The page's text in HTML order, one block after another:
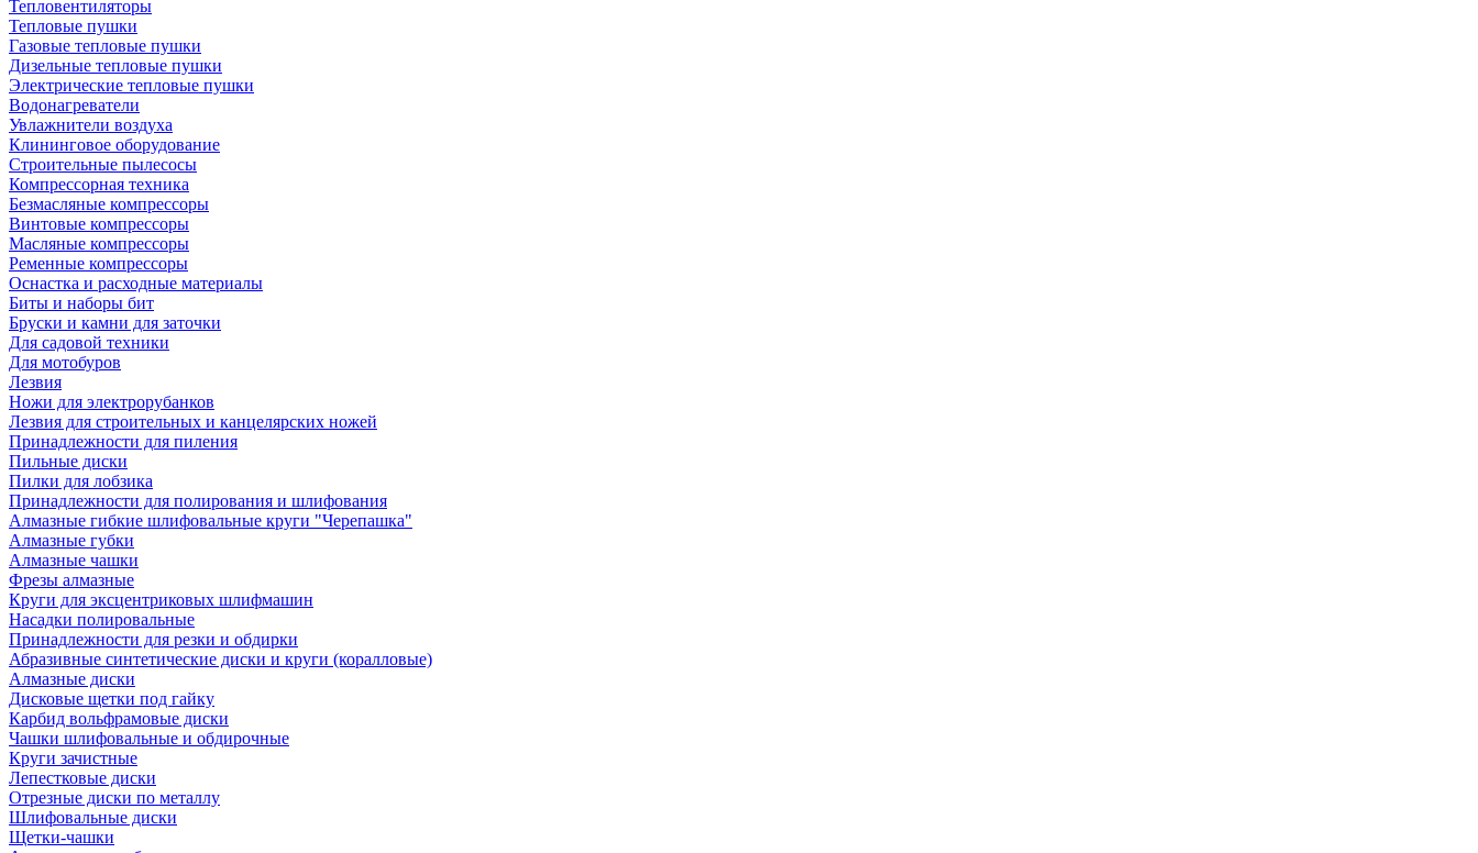
Тепловентиляторы
Тепловые пушки
Газовые тепловые пушки
Дизельные тепловые пушки
Электрические тепловые пушки
Водонагреватели
Увлажнители воздуха
Клининговое оборудование
Строительные пылесосы
Компрессорная техника
Безмасляные компрессоры
Винтовые компрессоры
Масляные компрессоры
Ременные компрессоры
Оснастка и расходные материалы
Биты и наборы бит
Бруски и камни для заточки
Для садовой техники
Для мотобуров
Лезвия
Ножи для электрорубанков
Лезвия для строительных и канцелярских ножей
Принадлежности для пиления
Пильные диски
Пилки для лобзика
Принадлежности для полирования и шлифования
Алмазные гибкие шлифовальные круги "Черепашка"
Алмазные губки
Алмазные чашки
Фрезы алмазные
Круги для эксцентриковых шлифмашин
Насадки полировальные
Принадлежности для резки и обдирки
Абразивные синтетические диски и круги (коралловые)
Алмазные диски
Дисковые щетки под гайку
Карбид вольфрамовые диски
Чашки шлифовальные и обдирочные
Круги зачистные
Лепестковые диски
Отрезные диски по металлу
Шлифовальные диски
Щетки-чашки